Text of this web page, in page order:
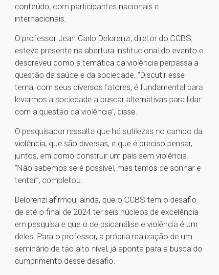
conteúdo, com participantes nacionais e
internacionais.
O professor Jean Carlo Delorenzi, diretor do CCBS,
esteve presente na abertura institucional do evento e
descreveu como a temática da violência perpassa a
questão da saúde e da sociedade. “Discutir esse
tema, com seus diversos fatores, é fundamental para
levarmos a sociedade a buscar alternativas para lidar
com a questão da violência”, disse.
O pesquisador ressalta que há sutilezas no campo da
violência, que são diversas, e que é preciso pensar,
juntos, em como construir um país sem violência.
“Não sabemos se é possível, mas temos de sonhar e
tentar”, completou.
Delorenzi afirmou, ainda, que o CCBS tem o desafio
de até o final de 2024 ter seis núcleos de excelência
em pesquisa e que o de psicanálise e violência é um
deles. Para o professor, a própria realização de um
seminário de tão alto nível, já aponta para a busca do
cumprimento desse desafio.